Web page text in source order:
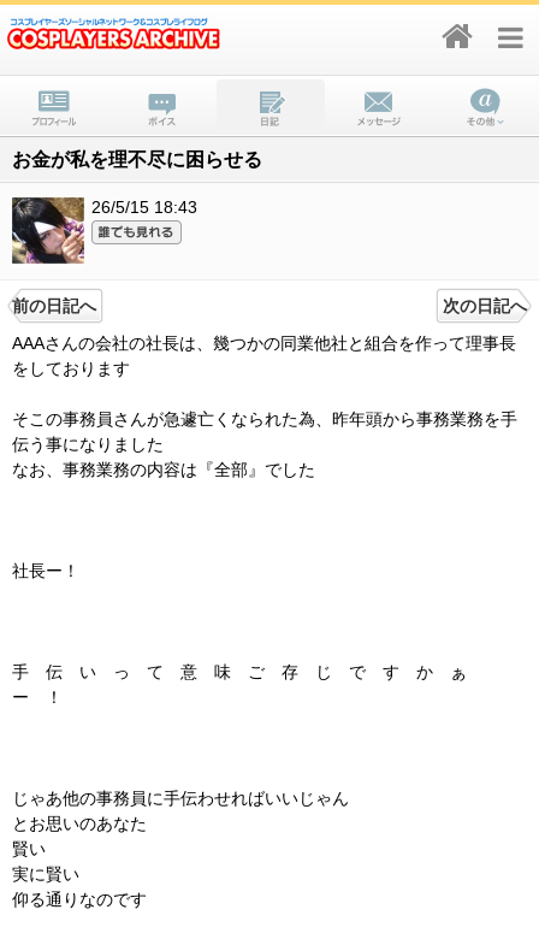
お金が私を理不尽に困らせる
26/5/15 18:43
前の日記へ
次の日記へ
AAAさんの会社の社長は、幾つかの同業他社と組合を作って理事長
をしております
そこの事務員さんが急遽亡くなられた為、昨年頭から事務業務を手
伝う事になりました
なお、事務業務の内容は『全部』でした
社長ー！
手 伝 い っ て 意 味 ご 存 じ で す か ぁ
ー ！
じゃあ他の事務員に手伝わせればいいじゃん
とお思いのあなた
賢い
実に賢い
仰る通りなのです